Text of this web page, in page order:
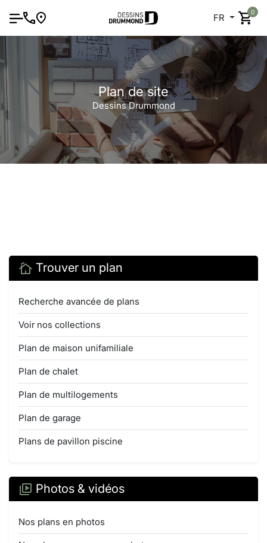
FR
0
Plan de site
Dessins Drummond
Trouver un plan
Recherche avancée de plans
Voir nos collections
Plan de maison unifamiliale
Plan de chalet
Plan de multilogements
Plan de garage
Plans de pavillon piscine
Photos & vidéos
Nos plans en photos